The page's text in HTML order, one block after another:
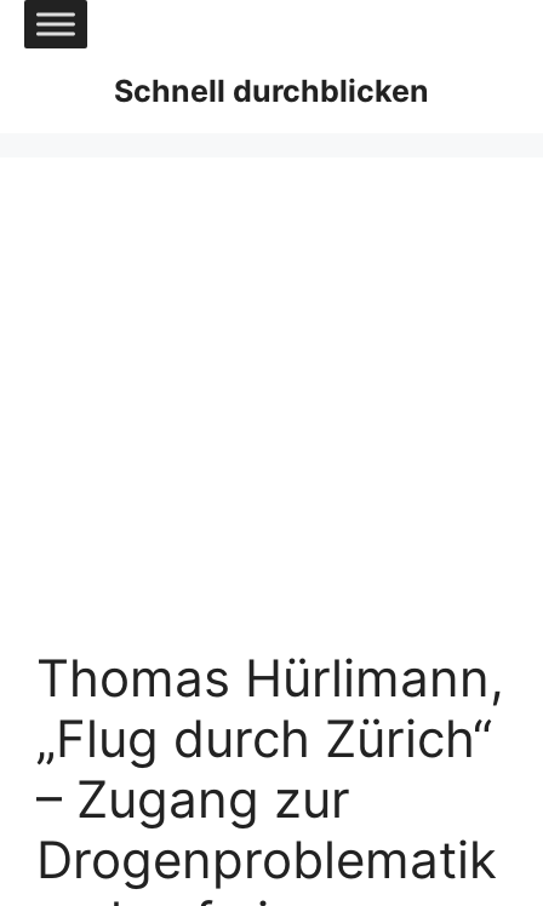
Zum
Inhalt
Schnell durchblicken
Thomas Hürlimann,
„Flug durch Zürich“
– Zugang zur
Drogenproblematik